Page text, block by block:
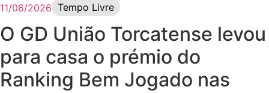
11/06/2026 Tempo Livre
O GD União Torcatense levou
para casa o prémio do
Ranking Bem Jogado nas